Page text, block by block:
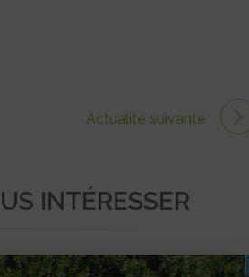
Actualité suivante
INTÉRESSER